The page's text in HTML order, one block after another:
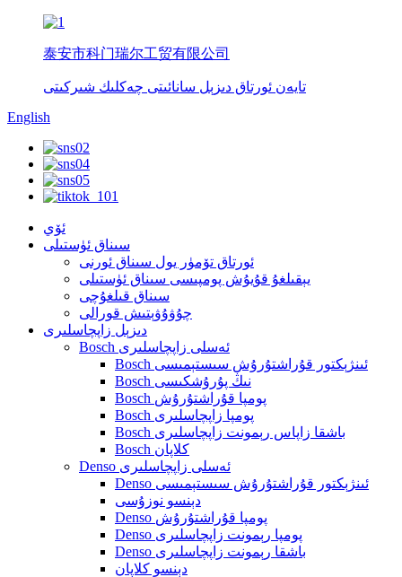
泰安市科门瑞尔工贸有限公司
تايەن ئورتاق دىزېل سانائىتى چەكلىك شىركىتى
English
ئۆي
سىناق ئۈستىلى
ئورتاق تۆمۈر يول سىناق ئورنى
يېقىلغۇ قۇيۇش پومپىسى سىناق ئۈستىلى
سىناق قىلغۇچى
چۇۋۇۋېتىش قورالى
دىزېل زاپچاسلىرى
Bosch ئەسلى زاپچاسلىرى
Bosch ئىنژېكتور قۇراشتۇرۇش سىستېمىسى
Bosch نىڭ پۇرۇشكىسى
Bosch پومپا قۇراشتۇرۇش
Bosch پومپا زاپچاسلىرى
Bosch باشقا زاپاس رېمونت زاپچاسلىرى
Bosch كلاپان
Denso ئەسلى زاپچاسلىرى
Denso ئىنژېكتور قۇراشتۇرۇش سىستېمىسى
دېنسو نوزۇسى
Denso پومپا قۇراشتۇرۇش
Denso پومپا رېمونت زاپچاسلىرى
Denso باشقا رېمونت زاپچاسلىرى
دېنسو كلاپان